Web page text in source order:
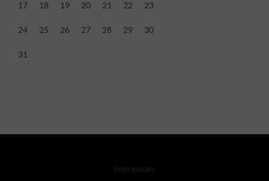
17 18 19 20 21 22 23
24 25 26 27 28 29 30
31